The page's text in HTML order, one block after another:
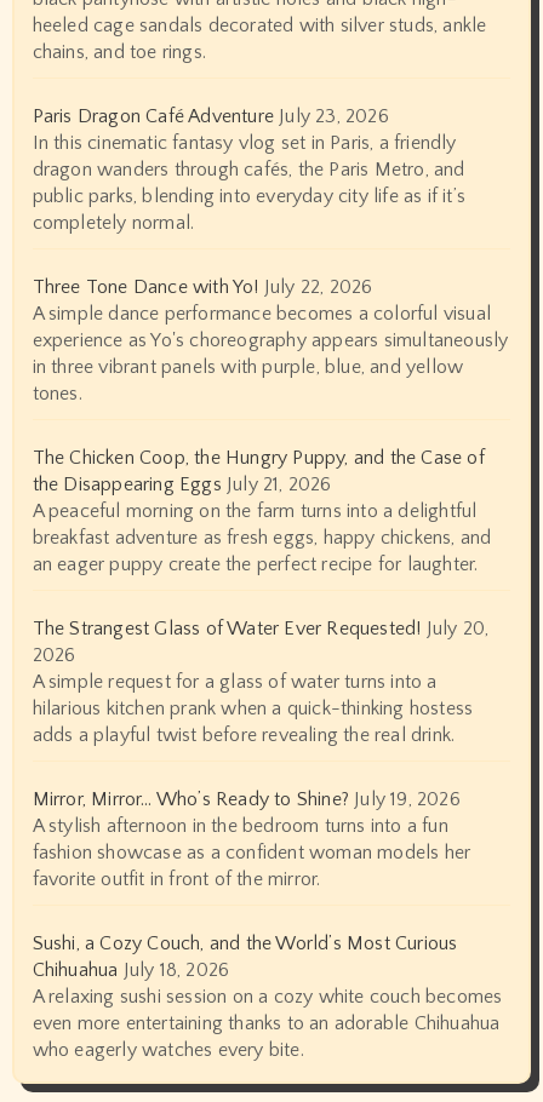
heeled cage sandals decorated with silver studs, ankle
chains, and toe rings.
Paris Dragon Café Adventure July 23, 2026
In this cinematic fantasy vlog set in Paris, a friendly
dragon wanders through cafés, the Paris Metro, and
public parks, blending into everyday city life as if it’s
completely normal.
Three Tone Dance with Yo! July 22, 2026
A simple dance performance becomes a colorful visual
experience as Yo's choreography appears simultaneously
in three vibrant panels with purple, blue, and yellow
tones.
The Chicken Coop, the Hungry Puppy, and the Case of
the Disappearing Eggs July 21, 2026
A peaceful morning on the farm turns into a delightful
breakfast adventure as fresh eggs, happy chickens, and
an eager puppy create the perfect recipe for laughter.
The Strangest Glass of Water Ever Requested! July 20,
2026
A simple request for a glass of water turns into a
hilarious kitchen prank when a quick-thinking hostess
adds a playful twist before revealing the real drink.
Mirror, Mirror… Who’s Ready to Shine? July 19, 2026
A stylish afternoon in the bedroom turns into a fun
fashion showcase as a confident woman models her
favorite outfit in front of the mirror.
Sushi, a Cozy Couch, and the World’s Most Curious
Chihuahua July 18, 2026
A relaxing sushi session on a cozy white couch becomes
even more entertaining thanks to an adorable Chihuahua
who eagerly watches every bite.